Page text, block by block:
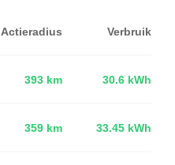
Actieradius Verbruik
393 km 30.6 kWh
359 km 33.45 kWh